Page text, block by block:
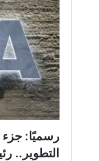
التطوير..